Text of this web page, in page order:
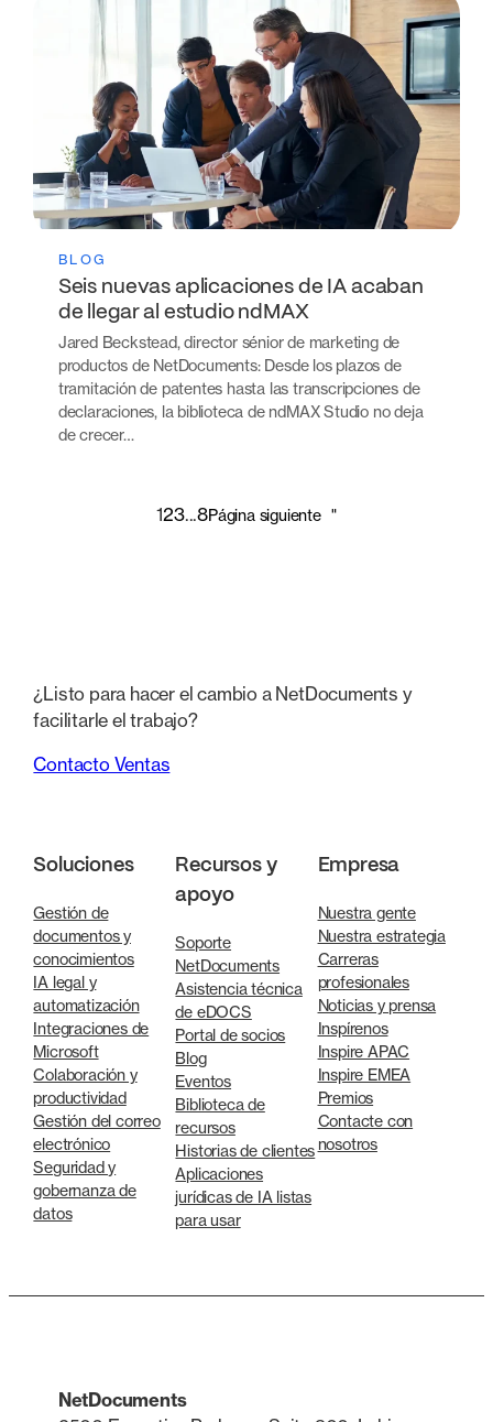
BLOG
Seis nuevas aplicaciones de IA acaban
de llegar al estudio ndMAX
Jared Beckstead, director sénior de marketing de
productos de NetDocuments: Desde los plazos de
tramitación de patentes hasta las transcripciones de
declaraciones, la biblioteca de ndMAX Studio no deja
de crecer…
123...8Página siguiente "
¿Listo para hacer el cambio a NetDocuments y
facilitarle el trabajo?
Contacto Ventas
Soluciones
Gestión de
documentos y
conocimientos
IA legal y
automatización
Integraciones de
Microsoft
Colaboración y
productividad
Gestión del correo
electrónico
Seguridad y
gobernanza de
datos
Recursos y
apoyo
Soporte
NetDocuments
Asistencia técnica
de eDOCS
Portal de socios
Blog
Eventos
Biblioteca de
recursos
Historias de clientes
Aplicaciones
jurídicas de IA listas
para usar
Empresa
Nuestra gente
Nuestra estrategia
Carreras
profesionales
Noticias y prensa
Inspírenos
Inspire APAC
Inspire EMEA
Premios
Contacte con
nosotros
NetDocuments